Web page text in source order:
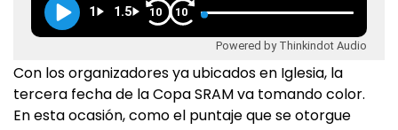
1 1.5 10 10
Powered by Thinkindot Audio
Con los organizadores ya ubicados en Iglesia, la
tercera fecha de la Copa SRAM va tomando color.
En esta ocasión, como el puntaje que se otorgue